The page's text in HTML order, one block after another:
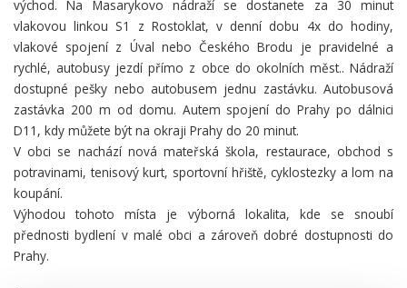
východ. Na Masarykovo nádraží se dostanete za 30 minut
vlakovou linkou S1 z Rostoklat, v denní dobu 4x do hodiny,
vlakové spojení z Úval nebo Českého Brodu je pravidelné a
rychlé, autobusy jezdí přímo z obce do okolních měst.. Nádraží
dostupné pešky nebo autobusem jednu zastávku. Autobusová
zastávka 200 m od domu. Autem spojení do Prahy po dálnici
D11, kdy můžete být na okraji Prahy do 20 minut.
V obci se nachází nová mateřská škola, restaurace, obchod s
potravinami, tenisový kurt, sportovní hřiště, cyklostezky a lom na
koupání.
Výhodou tohoto místa je výborná lokalita, kde se snoubí
přednosti bydlení v malé obci a zároveň dobré dostupnosti do
Prahy.